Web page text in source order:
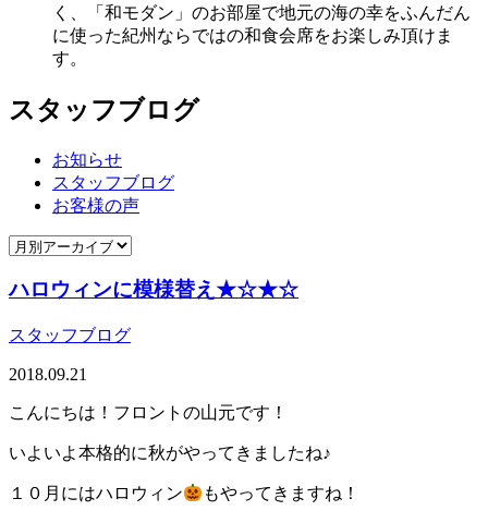
く、「和モダン」のお部屋で地元の海の幸をふんだん
に使った紀州ならではの和⾷会席をお楽しみ頂けま
す。
スタッフブログ
お知らせ
スタッフブログ
お客様の声
ハロウィンに模様替え★☆★☆
スタッフブログ
2018.09.21
こんにちは！フロントの山元です！
いよいよ本格的に秋がやってきましたね♪
１０月にはハロウィン もやってきますね！